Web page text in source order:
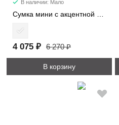
В наличии: Мало
Сумка мини с акцентной деталью 7053-1
4 075 ₽ 6 270 ₽
В корзину